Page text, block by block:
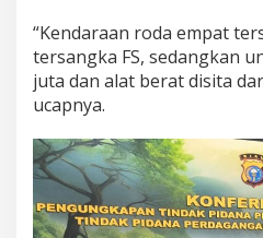
“Kendaraan roda empat
tersangka FS, sedangkan
juta dan alat berat disita
ucapnya.